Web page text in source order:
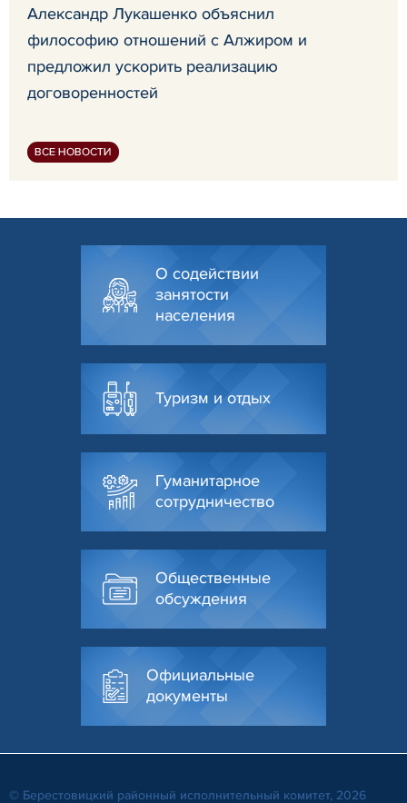
Александр Лукашенко объяснил
философию отношений с Алжиром и
предложил ускорить реализацию
договоренностей
ВСЕ НОВОСТИ
О содействии
занятости
населения
Туризм и отдых
Гуманитарное
сотрудничество
Общественные
обсуждения
Официальные
документы
© Берестовицкий районный исполнительный комитет, 2026